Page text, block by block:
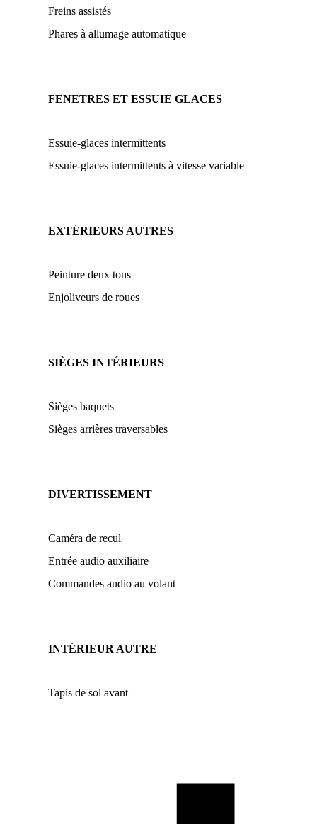
Freins assistés
Phares à allumage automatique
FENETRES ET ESSUIE GLACES
Essuie-glaces intermittents
Essuie-glaces intermittents à vitesse variable
EXTÉRIEURS AUTRES
Peinture deux tons
Enjoliveurs de roues
SIÈGES INTÉRIEURS
Sièges baquets
Sièges arrières traversables
DIVERTISSEMENT
Caméra de recul
Entrée audio auxiliaire
Commandes audio au volant
INTÉRIEUR AUTRE
Tapis de sol avant